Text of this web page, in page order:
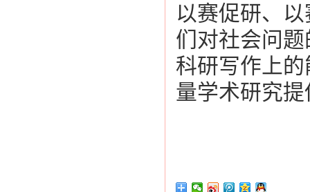
以赛促研、
们对社会问
科研写作上
量学术研究